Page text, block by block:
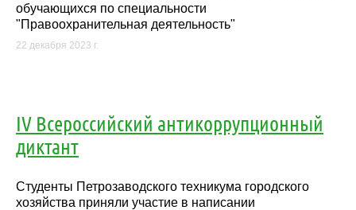
обучающихся по специальности
"Правоохранительная деятельность"
22 декабря 2023 г.
IV Всероссийский антикоррупционный
диктант
Студенты Петрозаводского техникума городского
хозяйства приняли участие в написании